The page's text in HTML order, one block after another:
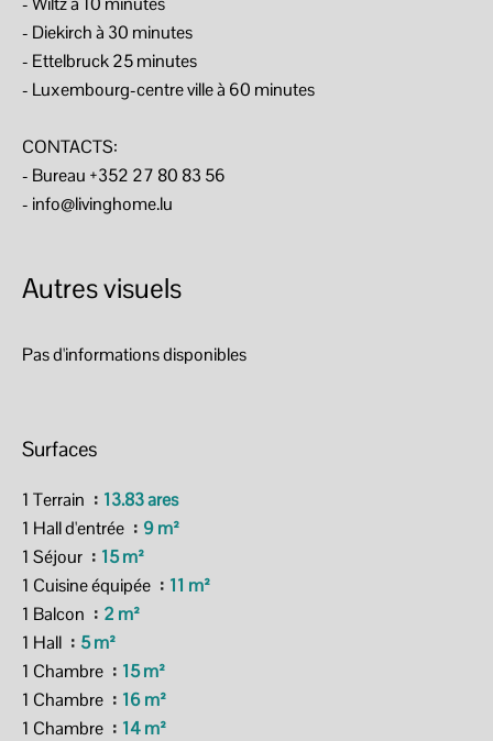
- Diekirch à 30 minutes
- Ettelbruck 25 minutes
- Luxembourg-centre ville à 60 minutes
CONTACTS:
- Bureau +352 27 80 83 56
- info@livinghome.lu
Autres visuels
Pas d'informations disponibles
Surfaces
1 Terrain
13.83 ares
1 Hall d'entrée
9 m²
1 Séjour
15 m²
1 Cuisine équipée
11 m²
1 Balcon
2 m²
1 Hall
5 m²
1 Chambre
15 m²
1 Chambre
16 m²
1 Chambre
14 m²